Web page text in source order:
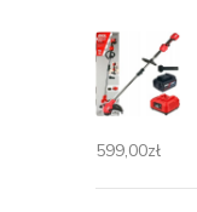
599,00zł